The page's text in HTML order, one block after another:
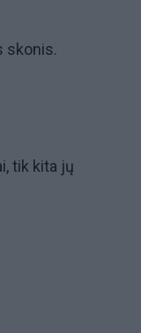
skonis.
tik kita jų